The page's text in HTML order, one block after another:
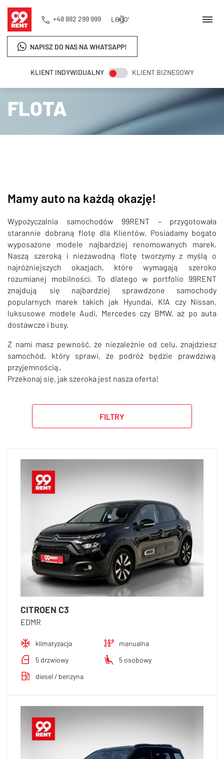
KLIENT INDYWIDUALNY KLIENT BIZNESOWY
NAPISZ DO NAS NA WHATSAPP!
+48 882 299 999 LOGOWANIE
SZUKAJ
Strona główna Flota
FLOTA
Mamy auto na każdą okazję!
Wypożyczalnia samochodów 99RENT – przygotowała
starannie dobraną flotę dla Klientów. Posiadamy bogato
wyposażone modele najbardziej renomowanych marek.
Naszą szeroką i niezawodną flotę tworzymy z myślą o
najróżniejszych okazjach, które wymagają szeroko
rozumianej mobilności. To dlatego w portfolio 99RENT
znajdują się najbardziej sprawdzone samochody
popularnych marek takich jak Hyundai, KIA czy Nissan,
luksusowe modele Audi, Mercedes czy BMW, aż po auta
dostawcze i busy.
Z nami masz pewność, że niezależnie od celu, znajdziesz
samochód, który sprawi, że podróż będzie prawdziwą
przyjemnością.
Przekonaj się, jak szeroka jest nasza oferta!
FILTRY
CITROEN C3
EDMR
klimatyzacja
manualna
5 drzwiowy
5 osobowy
diesel / benzyna